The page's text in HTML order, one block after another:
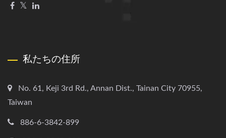
私たちの住所
No. 61, Keji 3rd Rd., Annan Dist., Tainan City 70955,
Taiwan
886-6-3842-899